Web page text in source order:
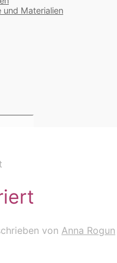
und Materialien
von Anna Rogun